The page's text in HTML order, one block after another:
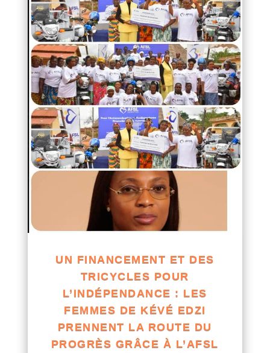
UN FINANCEMENT ET DES
TRICYCLES POUR
L’INDÉPENDANCE : LES
FEMMES DE KÉVÉ EDZI
PRENNENT LA ROUTE DU
PROGRÈS GRÂCE À L’AFSL